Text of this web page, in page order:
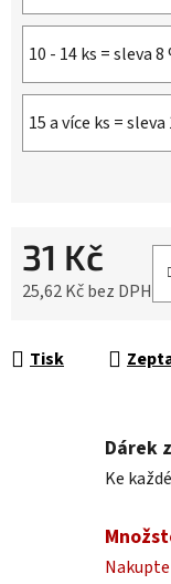
10 - 14 ks = sleva 8
15 a více ks = sleva
31 Kč
25,62 Kč bez DPH
Tisk
Dárek
Ke